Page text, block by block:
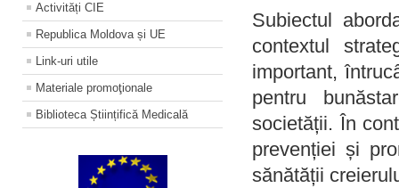
Activități CIE
Republica Moldova și UE
Link-uri utile
Materiale promoţionale
Biblioteca Științifică Medicală
Subiectul
contextul
important,
pentru
societății. În
prevenției și
sănătății